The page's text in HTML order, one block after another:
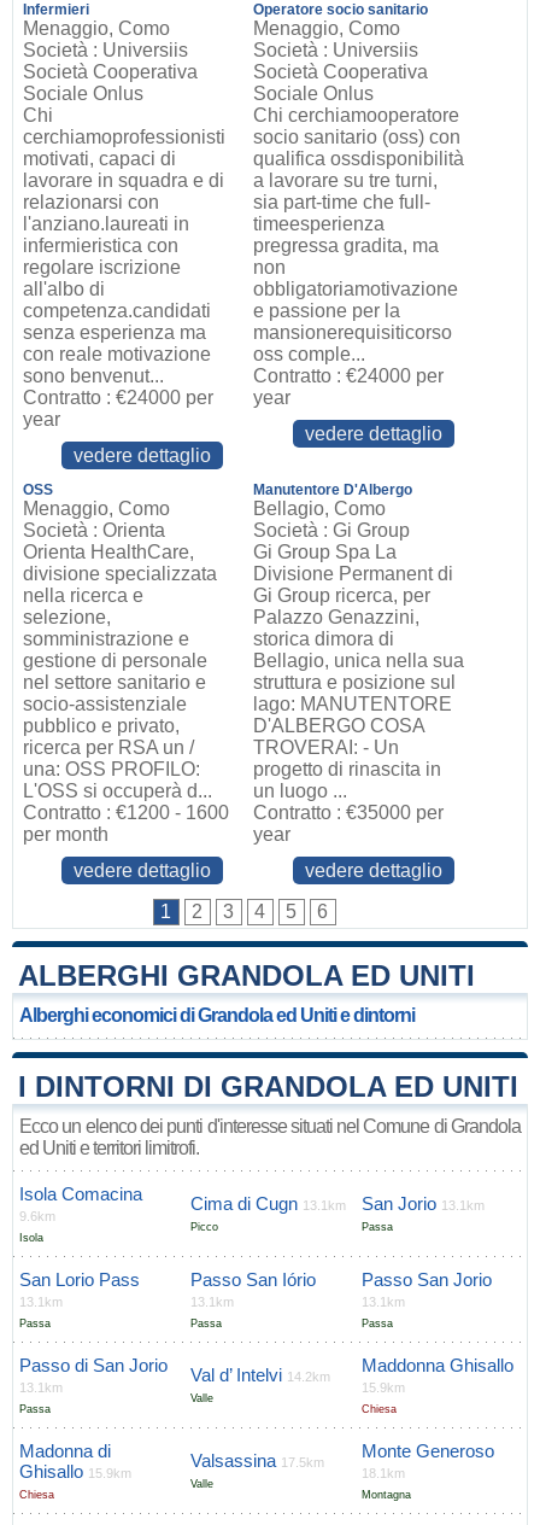
Infermieri
Menaggio, Como
Società : Universiis
Società Cooperativa
Sociale Onlus
Chi
cerchiamoprofessionisti
motivati, capaci di
lavorare in squadra e di
relazionarsi con
l'anziano.laureati in
infermieristica con
regolare iscrizione
all'albo di
competenza.candidati
senza esperienza ma
con reale motivazione
sono benvenut...
Contratto : €24000 per
year
vedere dettaglio
Operatore socio sanitario
Menaggio, Como
Società : Universiis
Società Cooperativa
Sociale Onlus
Chi cerchiamooperatore
socio sanitario (oss) con
qualifica ossdisponibilità
a lavorare su tre turni,
sia part-time che full-
timeesperienza
pregressa gradita, ma
non
obbligatoriamotivazione
e passione per la
mansionerequisiticorso
oss comple...
Contratto : €24000 per
year
vedere dettaglio
OSS
Menaggio, Como
Società : Orienta
Orienta HealthCare,
divisione specializzata
nella ricerca e
selezione,
somministrazione e
gestione di personale
nel settore sanitario e
socio-assistenziale
pubblico e privato,
ricerca per RSA un /
una: OSS PROFILO:
L'OSS si occuperà d...
Contratto : €1200 - 1600
per month
vedere dettaglio
Manutentore D'Albergo
Bellagio, Como
Società : Gi Group
Gi Group Spa La
Divisione Permanent di
Gi Group ricerca, per
Palazzo Genazzini,
storica dimora di
Bellagio, unica nella sua
struttura e posizione sul
lago: MANUTENTORE
D'ALBERGO COSA
TROVERAI: - Un
progetto di rinascita in
un luogo ...
Contratto : €35000 per
year
vedere dettaglio
1
2 3 4 5 6
ALBERGHI GRANDOLA ED UNITI
Alberghi economici di Grandola ed Uniti e dintorni
I DINTORNI DI GRANDOLA ED UNITI
Ecco un elenco dei punti d'interesse situati nel Comune di Grandola
ed Uniti e territori limitrofi.
Isola Comacina
9.6km
Isola
Cima di Cugn 13.1km
Picco
San Jorio 13.1km
Passa
San Lorio Pass
13.1km
Passa
Passo San Iório
13.1km
Passa
Passo San Jorio
13.1km
Passa
Passo di San Jorio
13.1km
Passa
Val d’ Intelvi 14.2km
Valle
Maddonna Ghisallo
15.9km
Chiesa
Madonna di
Ghisallo 15.9km
Chiesa
Valsassina 17.5km
Valle
Monte Generoso
18.1km
Montagna